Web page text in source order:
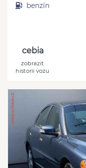
benzín
cebia
zobrazit
historii vozu